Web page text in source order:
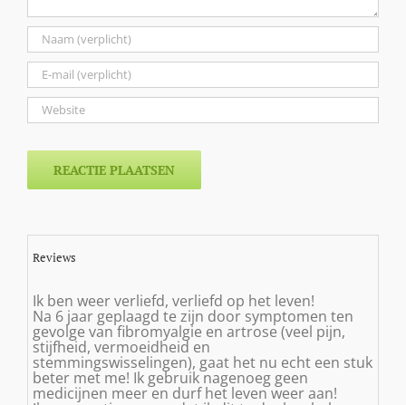
Reviews
Ik ben weer verliefd, verliefd op het leven!
Na 6 jaar geplaagd te zijn door symptomen ten
gevolge van fibromyalgie en artrose (veel pijn,
stijfheid, vermoeidheid en
stemmingswisselingen), gaat het nu echt een stuk
beter met me! Ik gebruik nagenoeg geen
medicijnen meer en durf het leven weer aan!